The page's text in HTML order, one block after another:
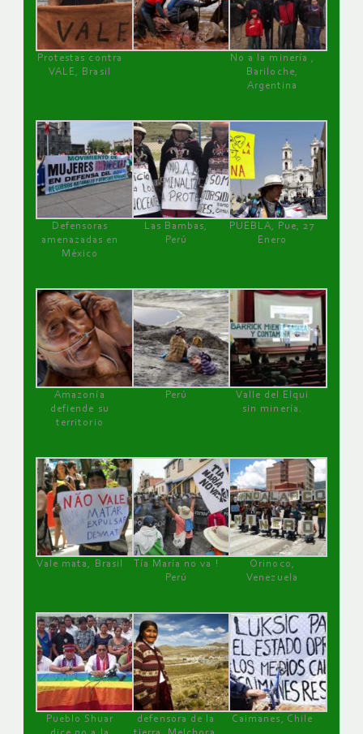
Protestas contra
VALE, Brasil
No a la minería ,
Bariloche,
Argentina
Defensoras
amenazadas en
México
Las Bambas,
Perú
PUEBLA, Pue, 27
Enero
Amazonía
defiende su
territorio
Perú
Valle del Elqui
sin minería.
Vale mata, Brasil
Tía María no va !
Perú
Orinoco,
Venezuela
Pueblo Shuar
defensora de la
Caimanes, Chile